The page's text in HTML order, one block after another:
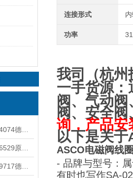
连接形式
功率
我司（杭州
一手货源：
阀、气动
阀、安全
询，产品安
以下是关于
ASCO电磁阀线
- 品牌与型号：
有时也写作SA-